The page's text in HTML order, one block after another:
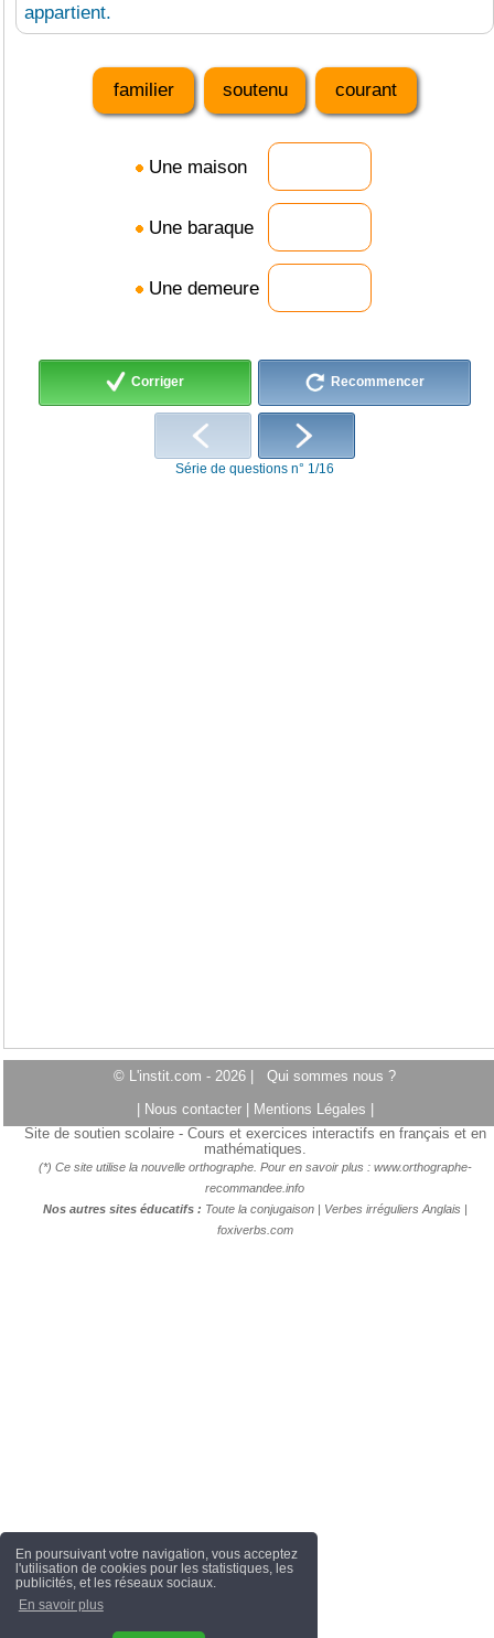
En poursuivant votre navigation, vous acceptez
l'utilisation de cookies pour les statistiques, les
publicités, et les réseaux sociaux.
En savoir plus
appartient.
familier soutenu courant
Une maison
Une baraque
Une demeure
Corriger Recommencer
Série de questions n° 1/16
© L'instit.com - 2026 | Qui sommes nous ?
Nous contacter Mentions Légales
Site de soutien scolaire - Cours et exercices interactifs en français et en
mathématiques.
(*) Ce site utilise la nouvelle orthographe. Pour en savoir plus : www.orthographe-
recommandee.info
Nos autres sites éducatifs : Toute la conjugaison| Verbes irréguliers Anglais |
foxiverbs.com